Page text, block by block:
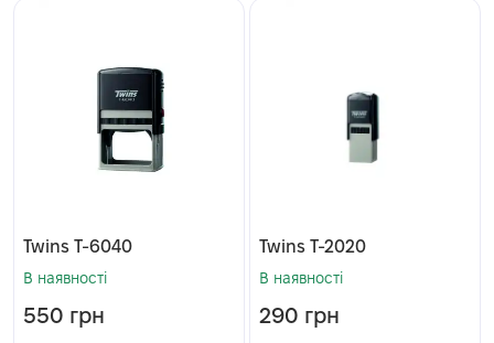
Twins T-6040
В наявності
550 грн
Twins T-2020
В наявності
290 грн